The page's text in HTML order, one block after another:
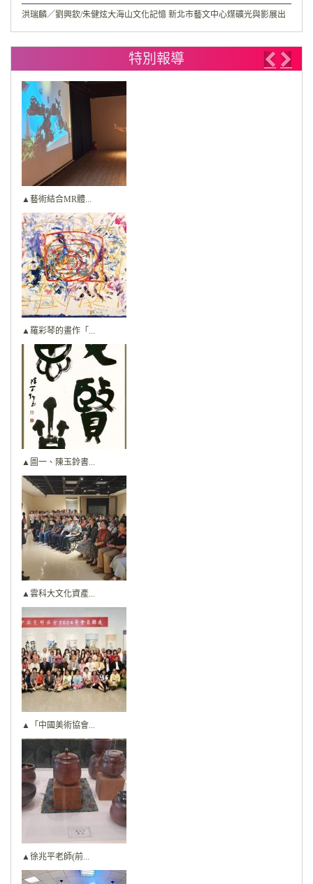
洪瑞麟／劉興欽/朱健炫大海山文化記憶 新北市藝文中心煤礦光與影展出
特別報導
▲藝術結合MR體...
▲羅彩琴的畫作「...
▲圖一、陳玉鈴書...
▲雲科大文化資產...
▲「中國美術協會...
▲徐兆平老師(前...